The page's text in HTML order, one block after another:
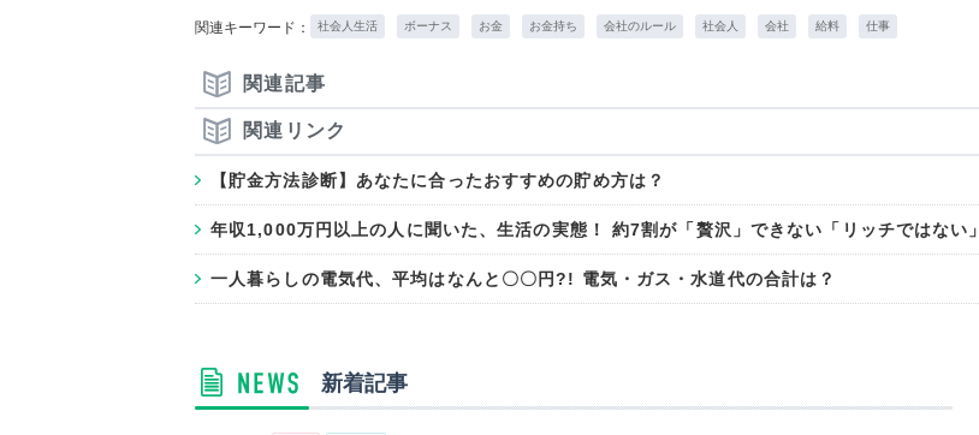
関連キーワード： 社会人生活 ボーナス お金 お金持ち 会社のルール 社会人 会社 給料 仕事
関連記事
関連リンク
【貯金方法診断】あなたに合ったおすすめの貯め方は？
年収1,000万円以上の人に聞いた、生活の実態！ 約7割が「贅沢」できない「リッチではない」
一人暮らしの電気代、平均はなんと〇〇円?! 電気・ガス・水道代の合計は？
新着記事